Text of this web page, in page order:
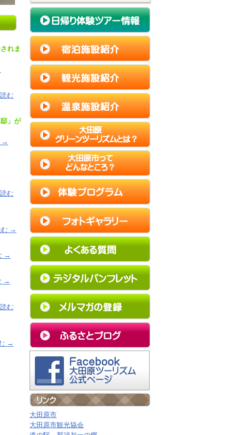
れま
む
」が
→
む
→
→
→
む
→
大田原市
大田原市観光協会